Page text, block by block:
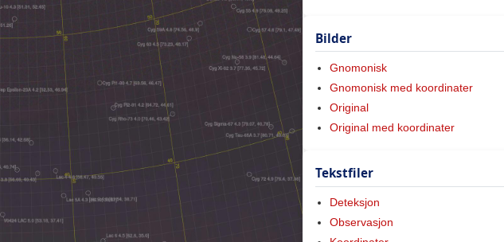
Bilder
Gnomonisk
Gnomonisk med koordinater
Original
Original med koordinater
Tekstfiler
Deteksjon
Observasjon